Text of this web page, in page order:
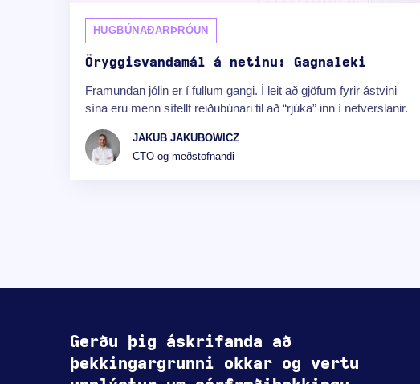
HUGBÚNAÐARÞRÓUN
Öryggisvandamál á netinu: Gagnaleki
Framundan jólin er í fullum gangi. Í leit að gjöfum fyrir ástvini
sína eru menn sífellt reiðubúnari til að “rjúka” inn í netverslanir.
JAKUB JAKUBOWICZ
CTO og meðstofnandi
Gerðu þig áskrifanda að
þekkingargrunni okkar og vertu